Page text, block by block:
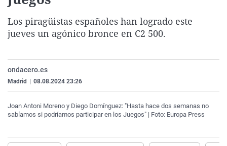
Gente viajera
Retornados
Operación Viuda
Galicia
Navarra
Televisión
Los piragüistas españoles han logrado este
jueves un agónico bronce en C2 500.
ondacero.es
Madrid 08.08.2024 23:26
Joan Antoni Moreno y Diego Domínguez: "Hasta hace dos semanas no
sabíamos si podríamos participar en los Juegos" | Foto: Europa Press